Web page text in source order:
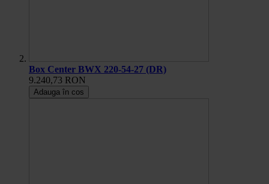
Box Center BWX 220-54-27 (DR)
9.240,73 RON
Adauga în cos